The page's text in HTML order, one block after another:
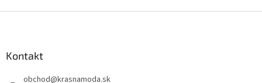
Kontakt
obchod@krasnamoda.sk